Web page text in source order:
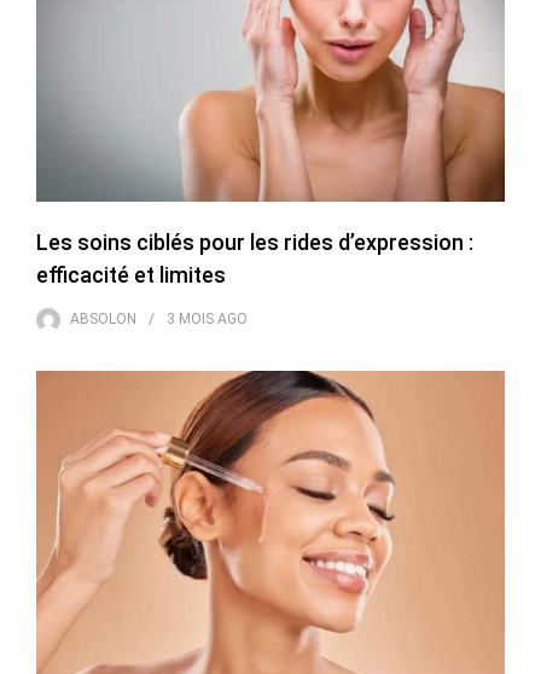
Les soins ciblés pour les rides d’expression :
efficacité et limites
ABSOLON 3 MOIS AGO